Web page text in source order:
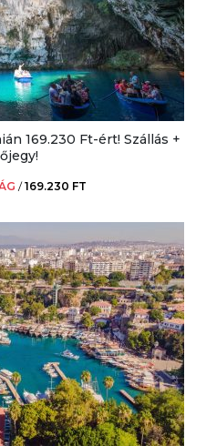
169.230 Ft-ért! Szállás +
/169.230 FT